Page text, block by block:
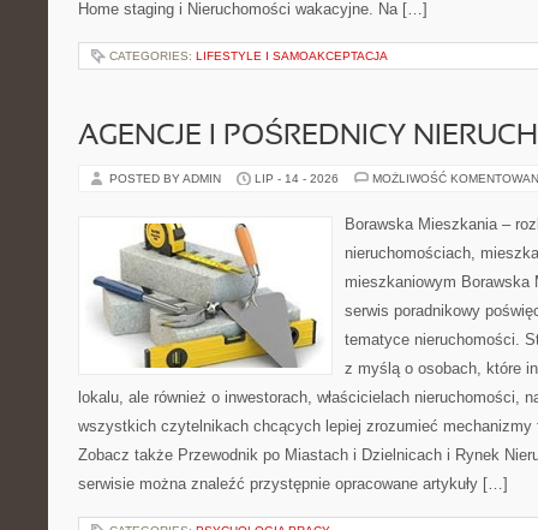
Home staging i Nieruchomości wakacyjne. Na […]
CATEGORIES: LIFESTYLE I SAMOAKCEPTACJA
AGENCJE I POŚREDNICY
POSTED BY ADMIN LIP - 14 - 2026 MOŻLIWOŚĆ
Borawska Mieszkania –
nieruchomościach,
mieszkaniowym Borawska
serwis poradnikowy
tematyce nieruchomości.
z myślą o osobach, które
lokalu, ale również o inwestorach, właścicielach nieruchomości,
wszystkich czytelnikach chcących lepiej zrozumieć mechanizmy
Zobacz także Przewodnik po Miastach i Dzielnicach i Rynek
serwisie można znaleźć przystępnie opracowane artykuły […]